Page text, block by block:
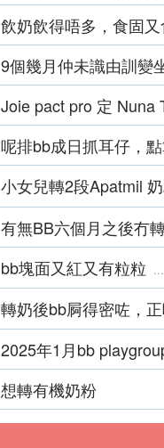
飲奶飲得唔多，食固
9個幾月仲未識由訓變
Joie pact pro 定 Nuna
呢排bb成日抓耳仔，點
小女兒轉2段Apatmil
有無BB六個月之後冇
bb塊面又紅又有粒粒 ...
轉奶後bb屙得密咗，
2025年1月bb
想轉有機奶粉